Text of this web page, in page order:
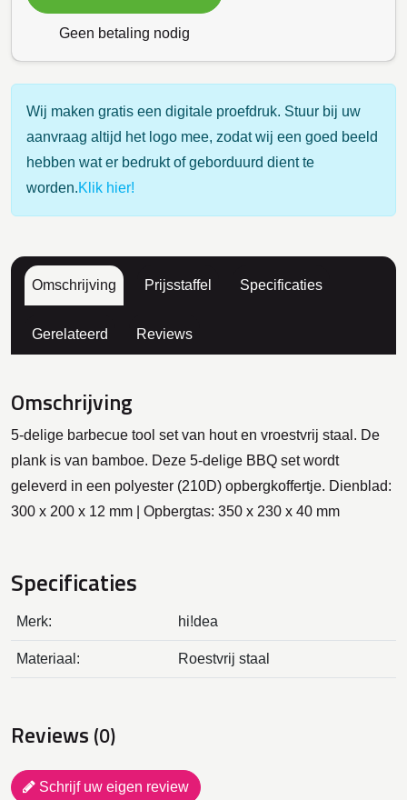
Geen betaling nodig
Wij maken gratis een digitale proefdruk. Stuur bij uw
aanvraag altijd het logo mee, zodat wij een goed beeld
hebben wat er bedrukt of geborduurd dient te
worden.Klik hier!
Omschrijving Prijsstaffel Specificaties
Gerelateerd Reviews
Omschrijving
5-delige barbecue tool set van hout en vroestvrij staal. De
plank is van bamboe. Deze 5-delige BBQ set wordt
geleverd in een polyester (210D) opbergkoffertje. Dienblad:
300 x 200 x 12 mm | Opbergtas: 350 x 230 x 40 mm
Specificaties
Merk: hi!dea
Materiaal: Roestvrij staal
Reviews (0)
Schrijf uw eigen review